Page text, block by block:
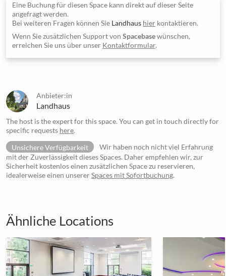
Eine Buchung für diesen Space kann direkt auf dieser Seite
angefragt werden.
Bei weiteren Fragen können Sie Landhaus hier kontaktieren.
Wenn Sie zusätzlichen Support von Spacebasewünschen,
erreichen Sie uns über unser Kontaktformular.
Anbieter:in
Landhaus
The host is the expert for this space. You can get in touch directly for
specific requests here.
Unsichere Verfügbarkeit
Wir haben noch nicht viel Erfahrung
mit der Zuverlässigkeit dieses Spaces. Daher empfehlen wir, zur
Sicherheit kostenlos einen zusätzlichen Space zu reservieren,
idealerweise einen unsererSpaces mit Sofortbuchung.
Ähnliche Locations